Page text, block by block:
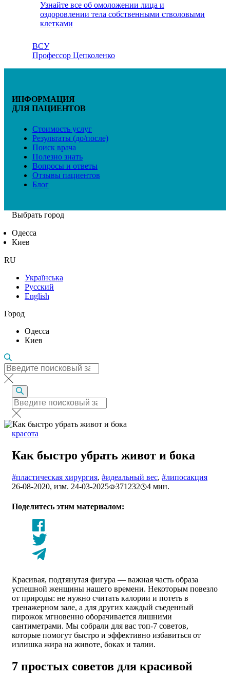
Узнайте все об омоложении лица и
оздоровлении тела собственными стволовыми
клетками
ВСУ
Профессор Цепколенко
ИНФОРМАЦИЯ
ДЛЯ ПАЦИЕНТОВ
Стоимость услуг
Результаты (до/после)
Поиск врача
Полезно знать
Вопросы и ответы
Отзывы пациентов
Блог
Выбрать город
Одесса
Киев
RU
Українська
Русский
English
Город
Одесса
Киев
красота
Как быстро убрать живот и бока
#пластическая хирургия, #идеальный вес, #липосакция
26-08-2020, изм. 24-03-2025
371232 4 мин.
Поделитесь этим материалом:
Красивая, подтянутая фигура — важная часть образа
успешной женщины нашего времени. Некоторым повезло
от природы: не нужно считать калории и потеть в
тренажерном зале, а для других каждый съеденный
пирожок мгновенно оборачивается лишними
сантиметрами. Мы собрали для вас топ-7 советов,
которые помогут быстро и эффективно избавиться от
излишка жира на животе, боках и талии.
7 простых советов для красивой